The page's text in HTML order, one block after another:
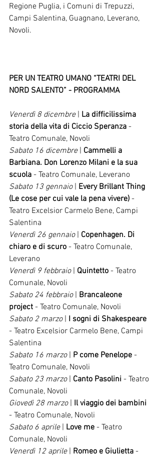
Regione Puglia, i Comuni di Trepuzzi,
Campi Salentina, Guagnano, Leverano,
Novoli.
PER UN TEATRO UMANO “TEATRI DEL
NORD SALENTO” - PROGRAMMA
Venerdì 8 dicembre | La difficilissima
storia della vita di Ciccio Speranza -
Teatro Comunale, Novoli
Sabato 16 dicembre | Cammelli a
Barbiana. Don Lorenzo Milani e la sua
scuola - Teatro Comunale, Leverano
Sabato 13 gennaio | Every Brillant Thing
(Le cose per cui vale la pena vivere) -
Teatro Excelsior Carmelo Bene, Campi
Salentina
Venerdì 26 gennaio | Copenhagen. Di
chiaro e di scuro - Teatro Comunale,
Leverano
Venerdì 9 febbraio | Quintetto - Teatro
Comunale, Novoli
Sabato 24 febbraio | Brancaleone
project - Teatro Comunale, Novoli
Sabato 2 marzo | I sogni di Shakespeare
- Teatro Excelsior Carmelo Bene, Campi
Salentina
Sabato 16 marzo | P come Penelope -
Teatro Comunale, Novoli
Sabato 23 marzo | Canto Pasolini - Teatro
Comunale, Novoli
Giovedì 28 marzo | Il viaggio dei bambini
- Teatro Comunale, Novoli
Sabato 6 aprile | Love me - Teatro
Comunale, Novoli
Venerdì 12 aprile | Romeo e Giulietta -